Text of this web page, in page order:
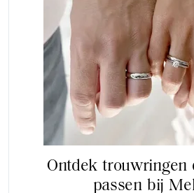
Ontdek trouwringen
passen bij